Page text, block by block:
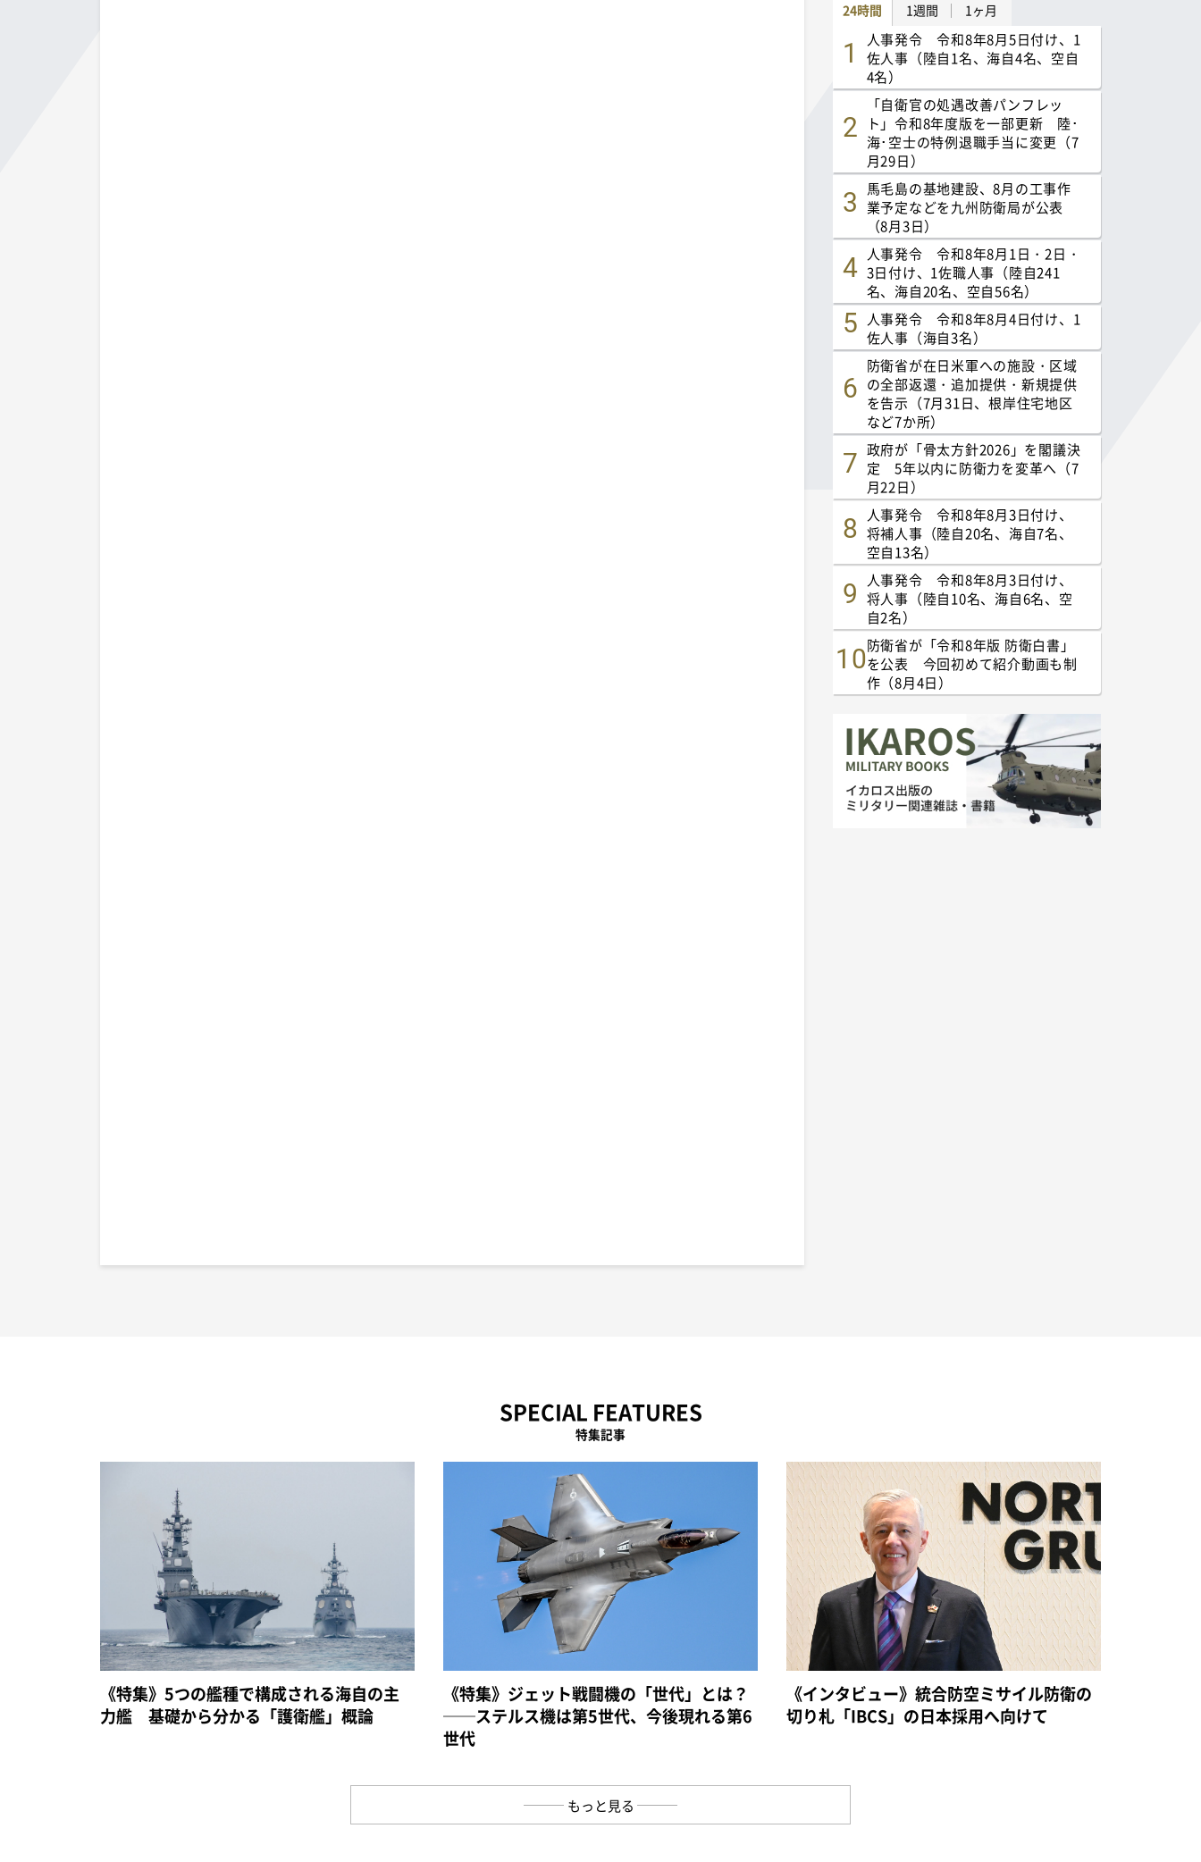
24時間 1週間 1ヶ月
人事発令 令和8年8月5日付け、1
佐人事（陸自1名、海自4名、空自
4名）
「自衛官の処遇改善パンフレッ
ト」令和8年度版を一部更新 陸･
海･空士の特例退職手当に変更（7
月29日）
馬毛島の基地建設、8月の工事作
業予定などを九州防衛局が公表
（8月3日）
人事発令 令和8年8月1日・2日・
3日付け、1佐職人事（陸自241
名、海自20名、空自56名）
人事発令 令和8年8月4日付け、1
佐人事（海自3名）
防衛省が在日米軍への施設・区域
の全部返還・追加提供・新規提供
を告示（7月31日、根岸住宅地区
など7か所）
政府が「骨太方針2026」を閣議決
定 5年以内に防衛力を変革へ（7
月22日）
人事発令 令和8年8月3日付け、
将補人事（陸自20名、海自7名、
空自13名）
人事発令 令和8年8月3日付け、
将人事（陸自10名、海自6名、空
自2名）
防衛省が「令和8年版 防衛白書」
を公表 今回初めて紹介動画も制
作（8月4日）
SPECIAL FEATURES
特集記事
《特集》5つの艦種で構成される海自の主
力艦 基礎から分かる「護衛艦」概論
《特集》ジェット戦闘機の「世代」とは？
──ステルス機は第5世代、今後現れる第6
世代
《インタビュー》統合防空ミサイル防衛の
切り札「IBCS」の日本採用へ向けて
もっと見る